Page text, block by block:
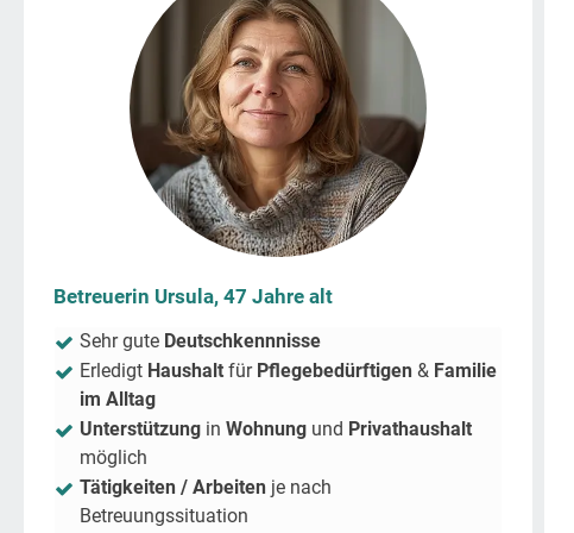
Betreuerin Ursula, 47 Jahre alt
Sehr gute Deutschkennnisse
Erledigt Haushalt für Pflegebedürftigen & Familie
im Alltag
Unterstützung in Wohnung und Privathaushalt
möglich
Tätigkeiten / Arbeiten je nach
Betreuungssituation